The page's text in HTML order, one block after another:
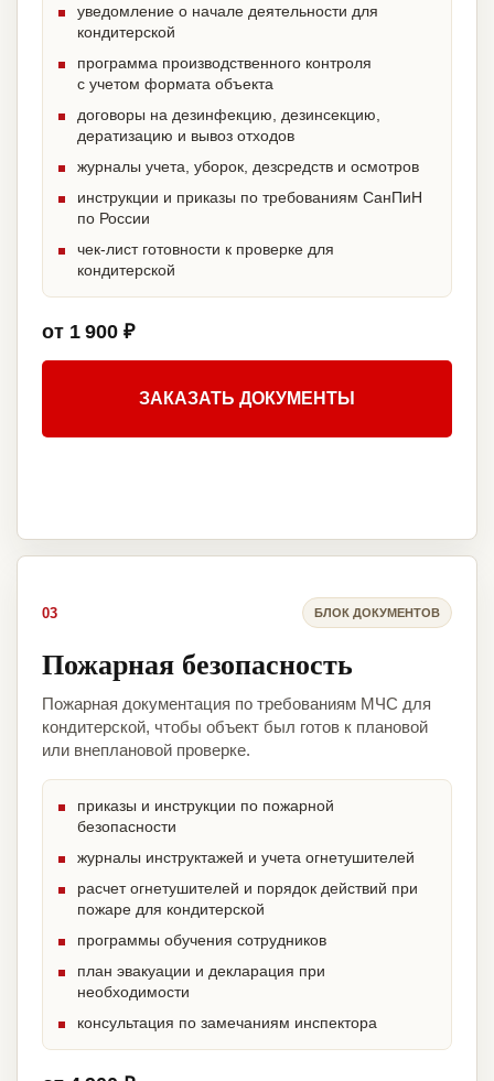
уведомление о начале деятельности для
кондитерской
программа производственного контроля
с учетом формата объекта
договоры на дезинфекцию, дезинсекцию,
дератизацию и вывоз отходов
журналы учета, уборок, дезсредств и осмотров
инструкции и приказы по требованиям СанПиН
по России
чек-лист готовности к проверке для
кондитерской
от 1 900 ₽
ЗАКАЗАТЬ ДОКУМЕНТЫ
03 БЛОК ДОКУМЕНТОВ
Пожарная безопасность
Пожарная документация по требованиям МЧС для
кондитерской, чтобы объект был готов к плановой
или внеплановой проверке.
приказы и инструкции по пожарной
безопасности
журналы инструктажей и учета огнетушителей
расчет огнетушителей и порядок действий при
пожаре для кондитерской
программы обучения сотрудников
план эвакуации и декларация при
необходимости
консультация по замечаниям инспектора